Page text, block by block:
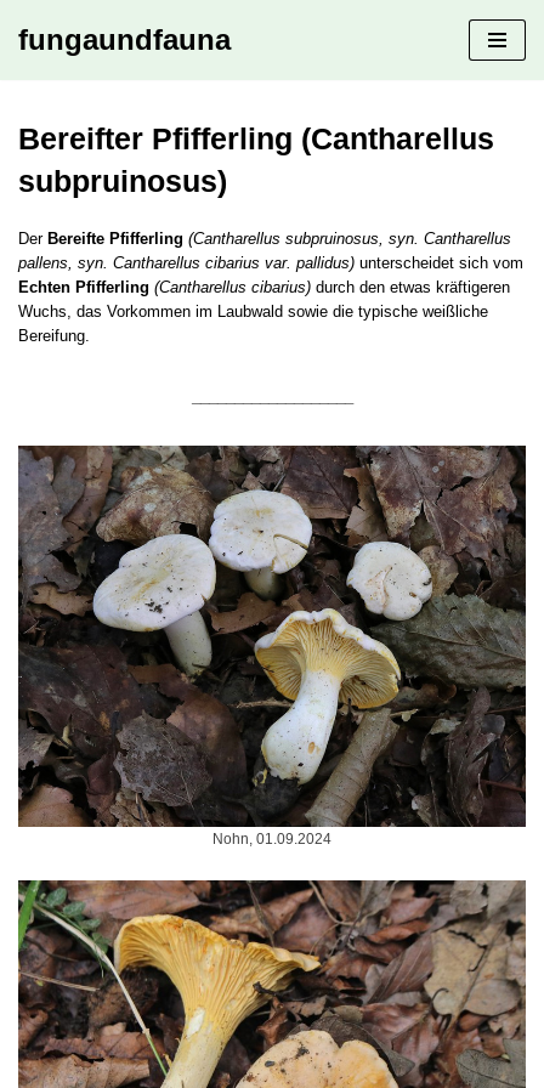
fungaundfauna
Bereifter Pfifferling (Cantharellus
subpruinosus)
DerBereifte Pfifferling (Cantharellus subpruinosus, syn. Cantharellus
pallens, syn. Cantharellus cibarius var. pallidus) unterscheidet sich vom
Echten Pfifferling (Cantharellus cibarius) durch den etwas kräftigeren
Wuchs, das Vorkommen im Laubwald sowie die typische weißliche
Bereifung.
Nohn, 01.09.2024